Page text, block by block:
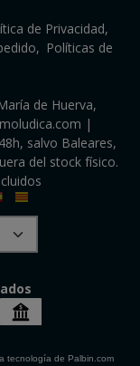
de Privacidad
Políticas de
de Huerva,
|
salvo Baleares,
del stock físico.
tecnología de Palbin.com